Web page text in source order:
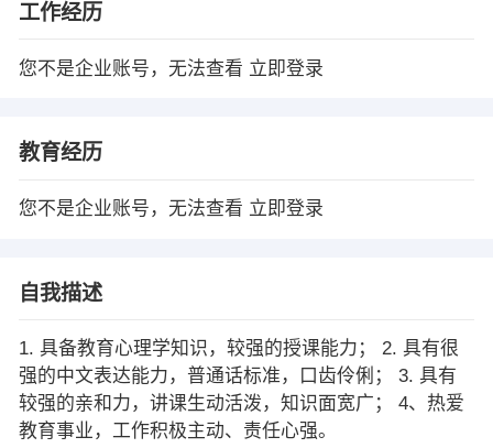
工作经历
您不是企业账号，无法查看 立即登录
教育经历
您不是企业账号，无法查看 立即登录
自我描述
1. 具备教育心理学知识，较强的授课能力； 2. 具有很
强的中文表达能力，普通话标准，口齿伶俐； 3. 具有
较强的亲和力，讲课生动活泼，知识面宽广； 4、热爱
教育事业，工作积极主动、责任心强。